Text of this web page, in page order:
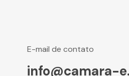
E-mail de contato
info@camara-